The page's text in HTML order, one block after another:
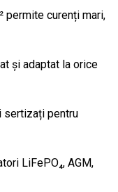
permite curenți mari,
și adaptat la orice
sertizați pentru
LiFePO₄, AGM,